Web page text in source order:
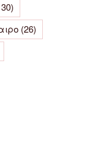
(26)